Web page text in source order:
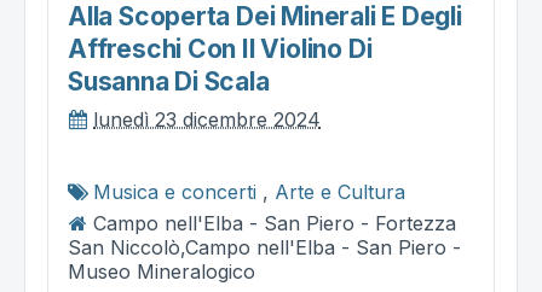
Alla Scoperta Dei Minerali E Degli
Affreschi Con Il Violino Di
Susanna Di Scala
lunedì 23 dicembre 2024
Musica e concerti , Arte e Cultura
Campo nell'Elba - San Piero - Fortezza
San Niccolò,Campo nell'Elba - San Piero -
Museo Mineralogico